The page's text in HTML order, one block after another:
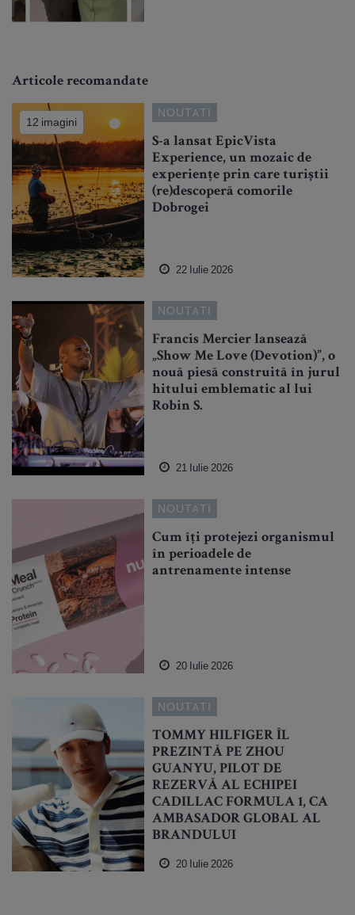
Articole recomandate
12 imagini
NOUTATI
S-a lansat EpicVista
Experience, un mozaic de
experiențe prin care turiștii
(re)descoperă comorile
Dobrogei
22 Iulie 2026
NOUTATI
Francis Mercier lansează
„Show Me Love (Devotion)”, o
nouă piesă construită în jurul
hitului emblematic al lui
Robin S.
21 Iulie 2026
NOUTATI
Cum îți protejezi organismul
în perioadele de
antrenamente intense
20 Iulie 2026
NOUTATI
TOMMY HILFIGER ÎL
PREZINTĂ PE ZHOU
GUANYU, PILOT DE
REZERVĂ AL ECHIPEI
CADILLAC FORMULA 1, CA
AMBASADOR GLOBAL AL
BRANDULUI
20 Iulie 2026